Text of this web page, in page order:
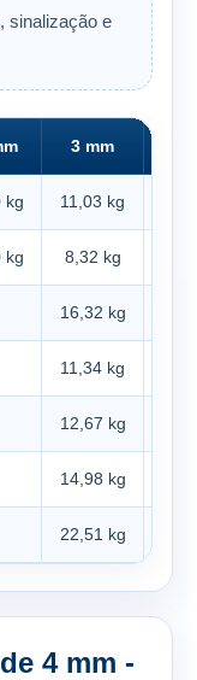
sinalização e
3 mm
kg 11,03 kg
kg 8,32 kg
16,32 kg
11,34 kg
12,67 kg
14,98 kg
22,51 kg
4 mm -